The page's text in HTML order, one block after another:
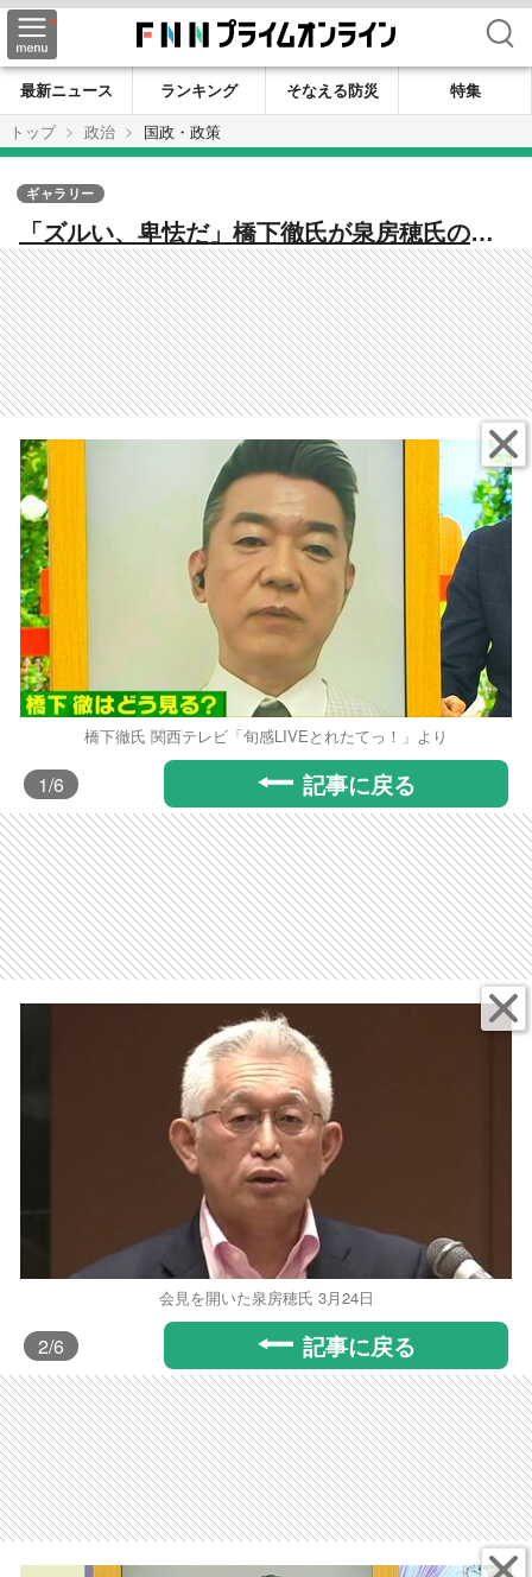
検索
最新ニュース ランキング そなえる防災
特集
トップ
政治 国政・政策
「ズルい、卑怯だ」橋下徹氏が泉房穂氏の参
院選出馬表明に厳しい言葉『政権交代』と言
いながら参院出馬に「国会議員になりたいだ
けなのか」
ギャラリー
橋下徹氏 関西テレビ「旬感LIVEとれたてっ！」より
1/6 記事に戻る
会見を開いた泉房穂氏 3月24日
2/6 記事に戻る